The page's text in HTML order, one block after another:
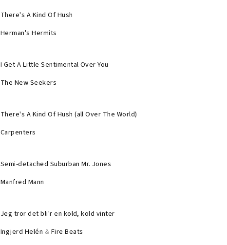
There's A Kind Of Hush
Herman's Hermits
I Get A Little Sentimental Over You
The New Seekers
There's A Kind Of Hush (all Over The World)
Carpenters
Semi-detached Suburban Mr. Jones
Manfred Mann
Jeg tror det bli'r en kold, kold vinter
Ingjerd Helén &Fire Beats